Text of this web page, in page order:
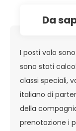
da
I posti volo
sono stati
classi speciali,
italiano di
della
prenotazione i